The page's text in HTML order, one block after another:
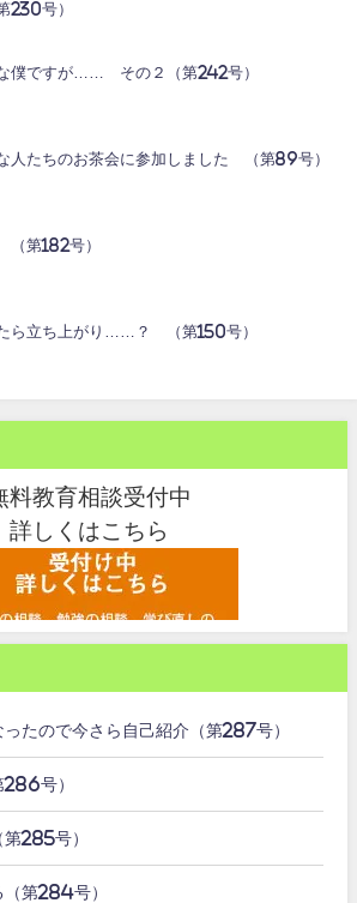
230号）
僕ですが…… その２（第242号）
人たちのお茶会に参加しました （第89号）
第182号）
ら立ち上がり……？ （第150号）
料教育相談受付中
詳しくはこちら
たので今さら自己紹介（第287号）
286号）
285号）
（第284号）